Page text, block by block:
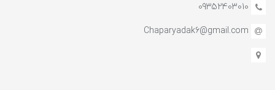
09352403010
Chaparyadak6@gmail.com